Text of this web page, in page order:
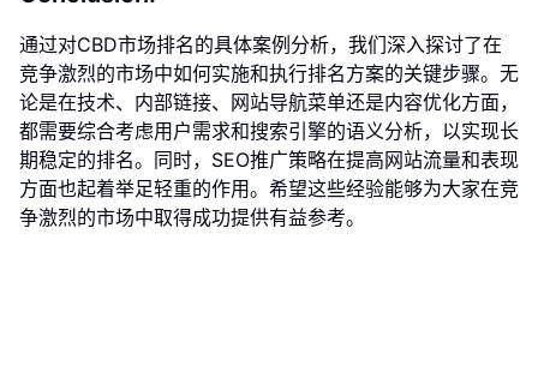
通过对CBD市场排名的具体案例分析，我们深入探讨了在
竞争激烈的市场中如何实施和执行排名方案的关键步骤。无
论是在技术、内部链接、网站导航菜单还是内容优化方面，
都需要综合考虑用户需求和搜索引擎的语义分析，以实现长
期稳定的排名。同时，SEO推广策略在提高网站流量和表现
方面也起着举足轻重的作用。希望这些经验能够为大家在竞
争激烈的市场中取得成功提供有益参考。